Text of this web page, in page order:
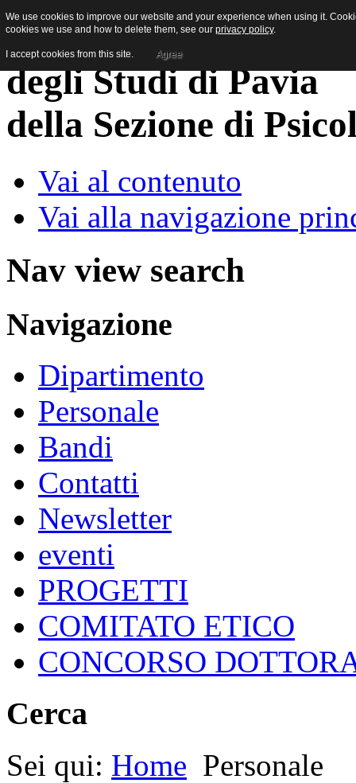
della Sezione di
Vai al contenuto
Vai alla navigazione
Nav view search
Navigazione
Dipartimento
Personale
Bandi
Contatti
Newsletter
eventi
PROGETTI
COMITATO ETICO
CONCORSO
Cerca
Sei qui: Home Personale
We use cookies to improve our website and your experience when using it.
cookies we use and how to delete them, see our privacy policy.
I accept cookies from this site. Agree